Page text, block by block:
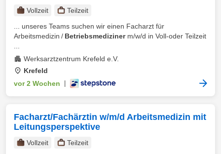
Vollzeit
Teilzeit
... unseres Teams suchen wir einen Facharzt für
Arbeitsmedizin / Betriebsmedizinerm/w/d in Voll-oder Teilzeit
Werksarztzentrum Krefeld e.V.
Krefeld
vor 2 Wochen
Facharzt/Fachärztin w/m/d Arbeitsmedizin mit
Leitungsperspektive
Vollzeit
Teilzeit